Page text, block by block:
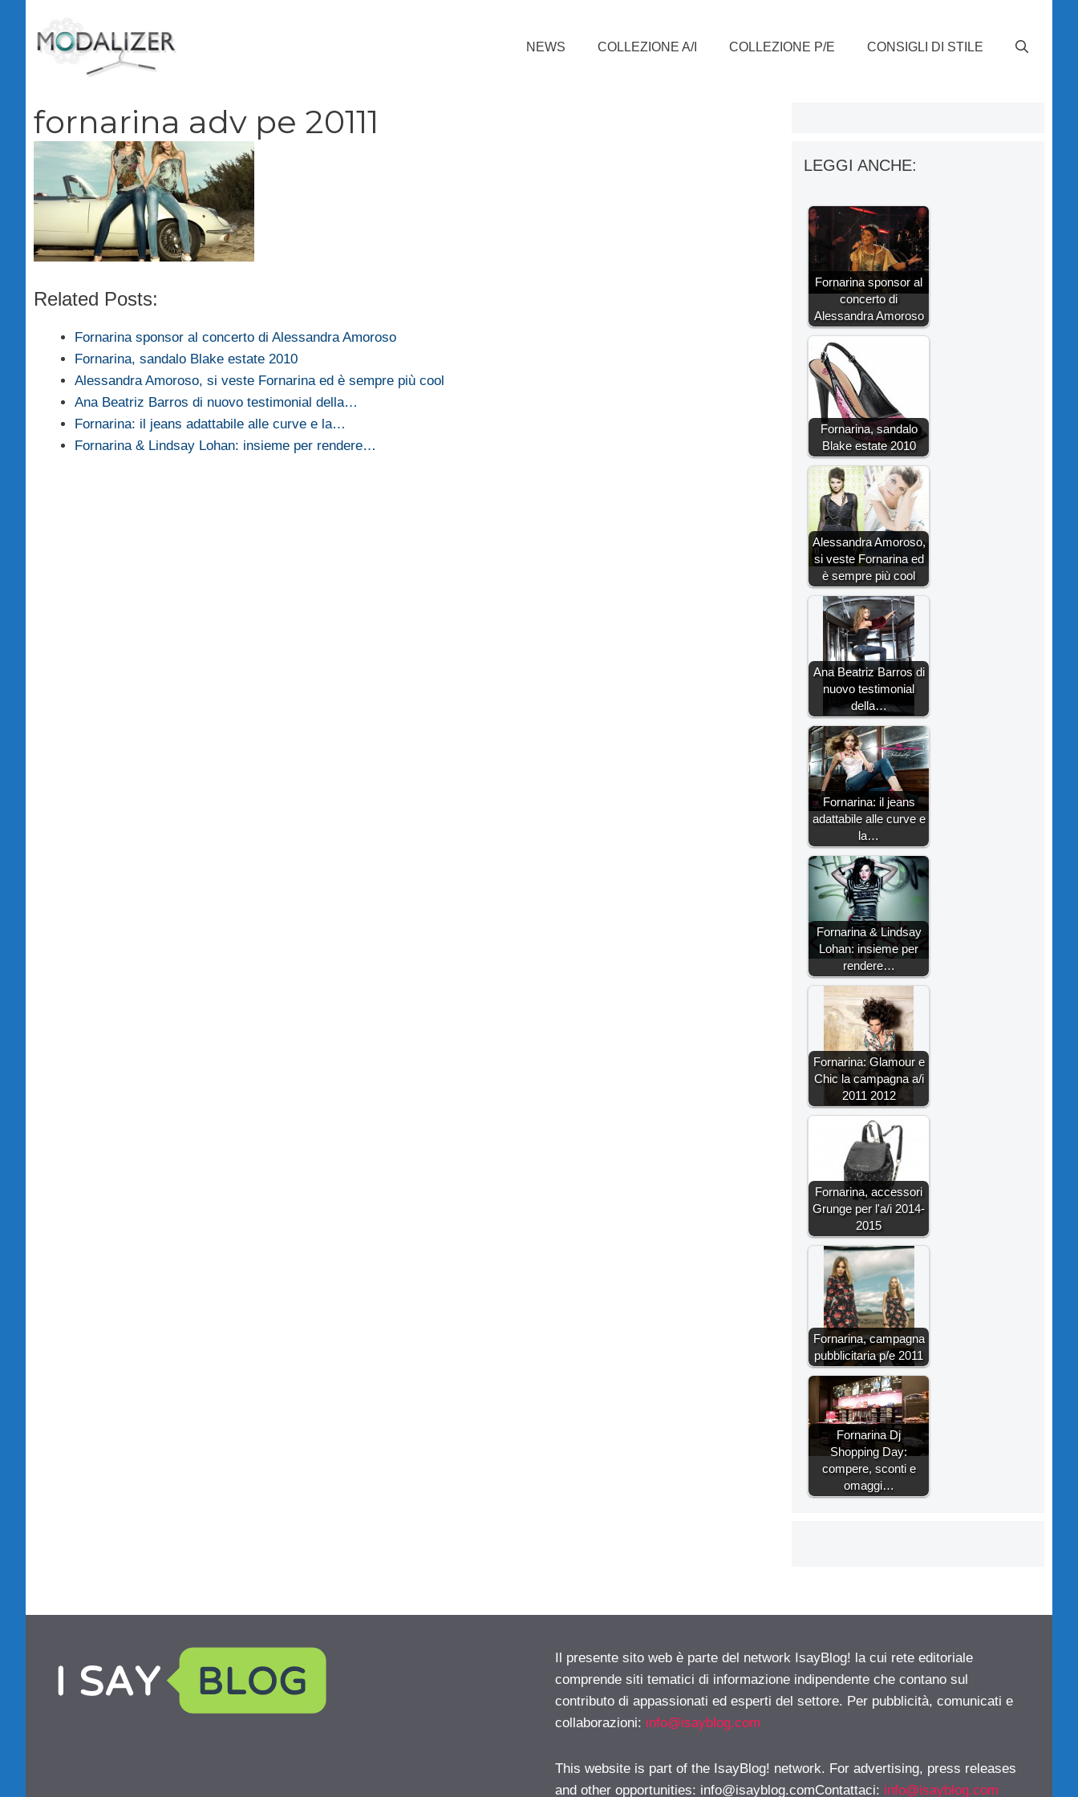
contenuto
NEWS COLLEZIONE A/I COLLEZIONE P/E CONSIGLI DI STILE
fornarina adv pe 20111
Related Posts:
Fornarina sponsor al concerto di Alessandra Amoroso
Fornarina, sandalo Blake estate 2010
Alessandra Amoroso, si veste Fornarina ed è sempre più cool
Ana Beatriz Barros di nuovo testimonial della…
Fornarina: il jeans adattabile alle curve e la…
Fornarina & Lindsay Lohan: insieme per rendere…
LEGGI ANCHE:
Fornarina sponsor al
concerto di
Alessandra Amoroso
Fornarina, sandalo
Blake estate 2010
Alessandra Amoroso,
si veste Fornarina ed
è sempre più cool
Ana Beatriz Barros di
nuovo testimonial
della…
Fornarina: il jeans
adattabile alle curve e
la…
Fornarina & Lindsay
Lohan: insieme per
rendere…
Fornarina: Glamour e
Chic la campagna a/i
2011 2012
Fornarina, accessori
Grunge per l'a/i 2014-
2015
Fornarina, campagna
pubblicitaria p/e 2011
Fornarina Dj
Shopping Day:
compere, sconti e
omaggi…
Il presente sito web è parte del network IsayBlog! la cui rete editoriale
comprende siti tematici di informazione indipendente che contano sul
contributo di appassionati ed esperti del settore. Per pubblicità, comunicati e
collaborazioni: info@isayblog.com
This website is part of the IsayBlog! network. For advertising, press releases
and other opportunities: info@isayblog.comContattaci: info@isayblog.com